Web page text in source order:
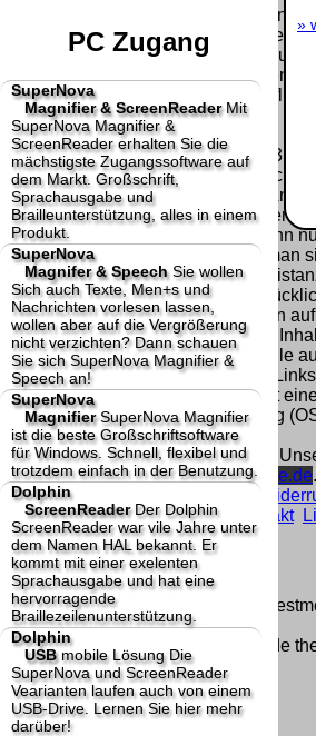
»
PC Zugang
SuperNova
Magnifier & ScreenReaderMit
SuperNova Magnifier &
ScreenReader erhalten Sie die
mächstigste Zugangssoftware auf
dem Markt. Großschrift,
Sprachausgabe und
Brailleunterstützung, alles in einem
Produkt.
SuperNova
Magnifer & SpeechSie wollen
Sich auch Texte, Men+s und
Nachrichten vorlesen lassen,
wollen aber auf die Vergrößerung
nicht verzichten? Dann schauen
Sie sich SuperNova Magnifier &
Speech an!
SuperNova
MagnifierSuperNova Magnifier
ist die beste Großschriftsoftware
für Windows. Schnell, flexibel und
trotzdem einfach in der Benutzung.
Dolphin
ScreenReaderDer Dolphin
ScreenReader war vile Jahre unter
dem Namen HAL bekannt. Er
kommt mit einer exelenten
Sprachausgabe und hat eine
hervorragende
Braillezeilenunterstützung.
Dolphin
USBmobile LösungDie
SuperNova und ScreenReader
Vearianten laufen auch von einem
USB-Drive. Lernen Sie hier mehr
darüber!
Die in diesem Dokument genannten
Warenzeichen sind Eigentum der
Firmen. Preisänderungen, Irrtümer und
technische Änderungen vorbehalten.
letzte Änderung: 20. Januar 2025 fluSoft
Spezial Computer Technik,
Mit einem Urteil vom 12.05.1998 - 312
Haftung für Links hat das Landgericht
entschieden, dass man durch die
eines Links, die Inhalte der gelinkten
mit zu verantworten hat. Dieses kann
dadurch verhindert werden, dass man
ausdrücklich von diesen Inhalten
Hiermit distanzieren wir uns
allen Inhalten, aller gelinkten Seiten
Homepage und machen uns diese
zu eigen. Diese Erklärung gilt für alle
unserer Homepage angebrachten
Die Europäische Kommission stellt
Plattform zur Online-Streitbeilegung
Die Plattform finden Sie unter
http://ec.europa.eu/consumers/odr/
Mailadresse lautet:info@dolphin-de.de.
Seitenanfang
Datenschutz Urheberrechte Kontakt
Katalog (PDF) Sitemap
große Anzeige Schließen
Diese Website nutzt Cookies, um
bieten zu können.
This website uses cookies to provide
functionality.
Ok, verstanden Mehr Infos